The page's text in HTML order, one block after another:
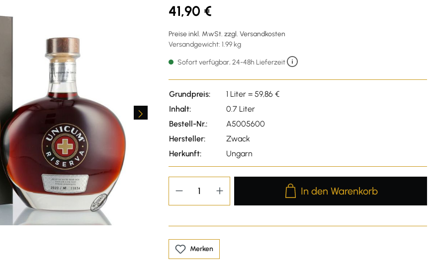
41,90 €
Preise inkl. MwSt. zzgl. Versandkosten
Versandgewicht: 1.99 kg
Sofort verfügbar, 24-48h Lieferzeit
Grundpreis:
1 Liter = 59,86 €
Inhalt:
0.7 Liter
Bestell-Nr.:
A5005600
Hersteller:
Zwack
Herkunft:
Ungarn
Produkt Anzahl: Gib den
In den Warenkorb
Merken